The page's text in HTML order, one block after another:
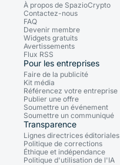
À propos de SpazioCrypto
Contactez-nous
FAQ
Devenir membre
Widgets gratuits
Avertissements
Flux RSS
Pour les entreprises
Faire de la publicité
Kit média
Référencez votre entreprise
Publier une offre
Soumettre un événement
Soumettre un communiqué
Transparence
Lignes directrices éditoriales
Politique de corrections
Éthique et indépendance
Politique d'utilisation de l'IA